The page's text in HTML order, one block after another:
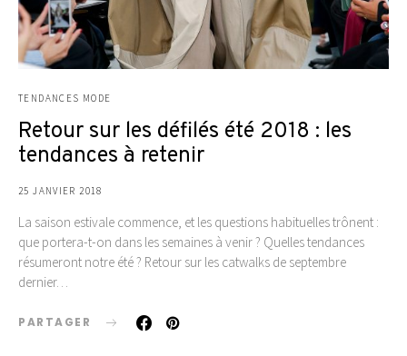
TENDANCES MODE
Retour sur les défilés été 2018 : les
tendances à retenir
25 JANVIER 2018
La saison estivale commence, et les questions habituelles trônent :
que portera-t-on dans les semaines à venir ? Quelles tendances
résumeront notre été ? Retour sur les catwalks de septembre
dernier…
PARTAGER